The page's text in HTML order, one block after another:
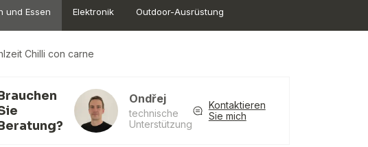
und Essen Elektronik Outdoor-Ausrüstung
Chilli con carne
Ondřej
technische
Unterstützung
Kontaktieren
Sie mich